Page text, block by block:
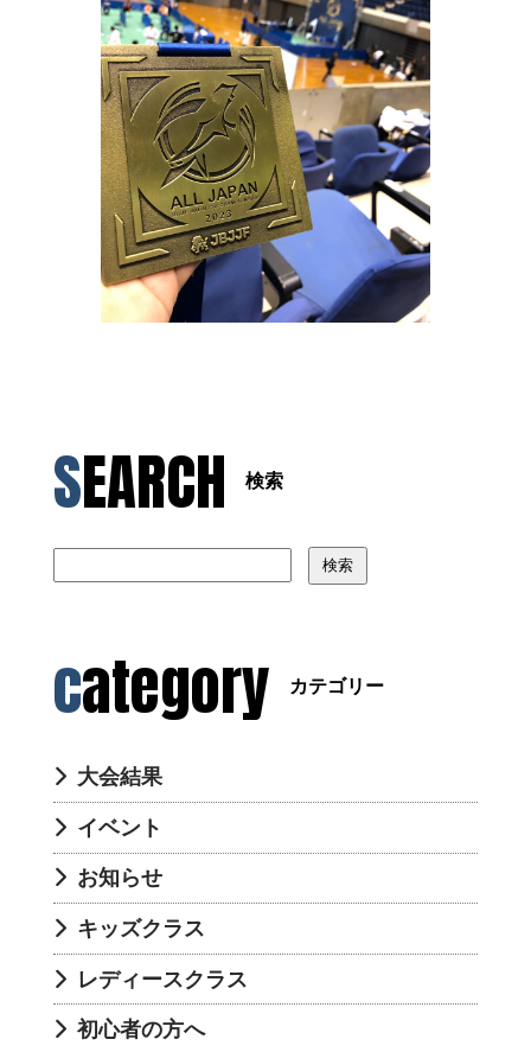
SEARCH 検索
検索
category カテゴリー
大会結果
イベント
お知らせ
キッズクラス
レディースクラス
初心者の方へ